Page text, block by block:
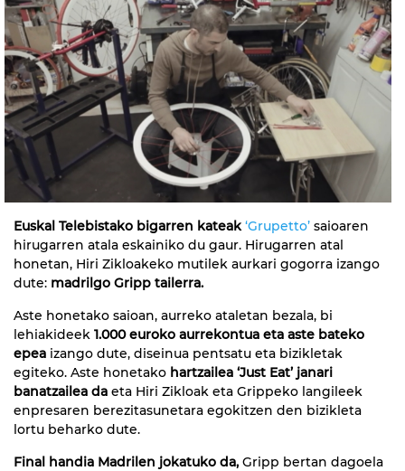
Euskal Telebistako bigarren kateak‘Grupetto’ saioaren
hirugarren atala eskainiko du gaur. Hirugarren atal
honetan, Hiri Zikloakeko mutilek aurkari gogorra izango
dute: madrilgo Gripp tailerra.
Aste honetako saioan, aurreko ataletan bezala, bi
lehiakideek 1.000 euroko aurrekontua eta aste bateko
epea izango dute, diseinua pentsatu eta bizikletak
egiteko. Aste honetako hartzailea ‘Just Eat’ janari
banatzailea da eta Hiri Zikloak eta Grippeko langileek
enpresaren berezitasunetara egokitzen den bizikleta
lortu beharko dute.
Final handia Madrilen jokatuko da, Gripp bertan dagoela